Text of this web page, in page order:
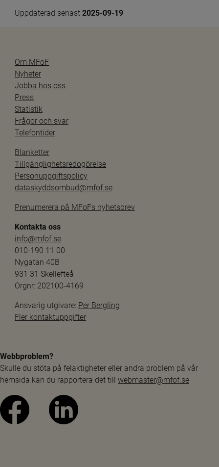
Uppdaterad senast 2025-09-19
Om MFoF
Nyheter
Jobba hos oss
Press
Statistik
Frågor och svar
Telefontider
Blanketter
Tillgänglighetsredogörelse
Personuppgiftspolicy
dataskyddsombud@mfof.se
Prenumerera på MFoFs nyhetsbrev
Kontakta oss
info@mfof.se
010-190 11 00
Nygatan 40B
931 31 Skellefteå
Orgnr: 202100-4169
Ansvarig utgivare: Per Bergling
Fler kontaktuppgifter
Webbproblem?
Skulle du stöta på felaktigheter eller andra problem på vår
hemsida kan du rapportera det till webmaster@mfof.se